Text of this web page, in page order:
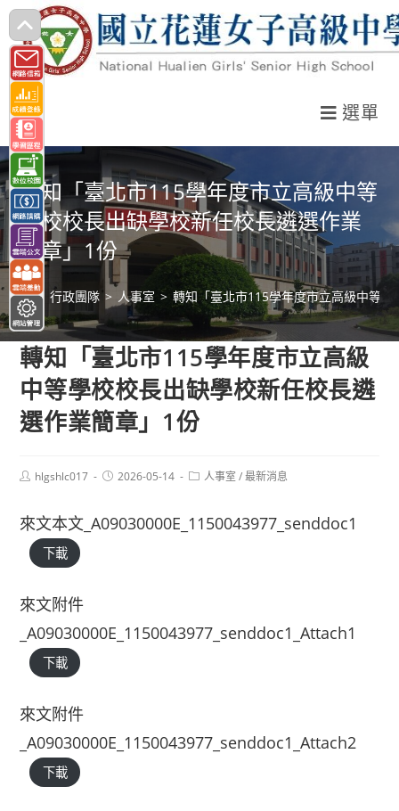
跳
轉
至
主
要
內
容
選單
轉知「臺北市115學年度市立高級中等
學校校長出缺學校新任校長遴選作業
簡章」1份
> 行政團隊 > 人事室 > 轉知「臺北市115學年度市立高級中等
轉知「臺北市115學年度市立高級
中等學校校長出缺學校新任校長遴
選作業簡章」1份
Posthlgshlc017
Post2026-05-14
Post人事室 / 最新消息
來文本文_A09030000E_1150043977_senddoc1
下載
來文附件
_A09030000E_1150043977_senddoc1_Attach1
下載
來文附件
_A09030000E_1150043977_senddoc1_Attach2
下載